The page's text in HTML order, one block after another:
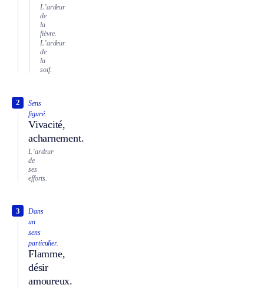
L’ardeur
de
la
fièvre.
L’ardeur
de
la
soif.
Sens
figuré.
Vivacité,
acharnement.
2
L’ardeur
de
ses
efforts.
Dans
un
sens
particulier.
Flamme,
désir
amoureux.
3